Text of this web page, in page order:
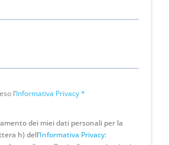
l’Informativa Privacy*
dei miei dati personali per la
h) dell’Informativa Privacy: